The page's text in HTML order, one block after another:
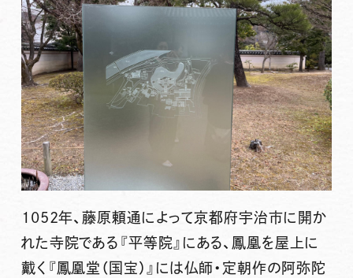
1052年、藤原頼通によって京都府宇治市に開か
れた寺院である『平等院』にある、鳳凰を屋上に
戴く『鳳凰堂（国宝） 』には仏師・定朝作の阿弥陀